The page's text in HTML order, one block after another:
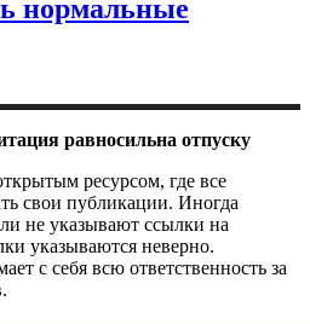
нормальные
равносильна отпуску
ресурсом, где все
свои публикации. Иногда
не указывают ссылки на
указываются неверно.
с себя всю ответственность за